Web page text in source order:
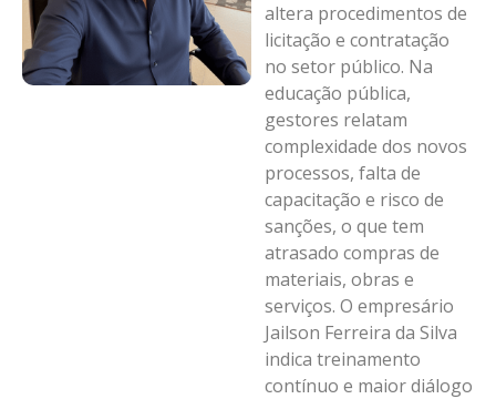
altera procedimentos de
licitação e contratação
no setor público. Na
educação pública,
gestores relatam
complexidade dos novos
processos, falta de
capacitação e risco de
sanções, o que tem
atrasado compras de
materiais, obras e
serviços. O empresário
Jailson Ferreira da Silva
indica treinamento
contínuo e maior diálogo